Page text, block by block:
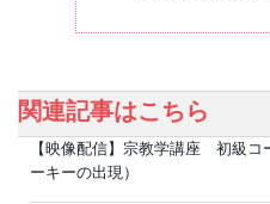
関連記事はこちら
【映像配信】宗教学講座 初級
ーキーの出現）